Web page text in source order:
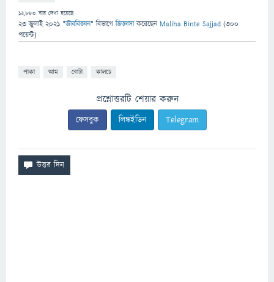
12,880 বার দেখা হয়েছে
23 জুলাই 2021 "জীববিজ্ঞান" বিভাগে জিজ্ঞাসাকরেছেনMaliha Binte Sajjad (300
পয়েন্ট)
পাকা আম বোটা কালচে
প্রশ্নোত্তরটি শেয়ার করুন
ফেসবুক লিঙ্কইডিন Telegram